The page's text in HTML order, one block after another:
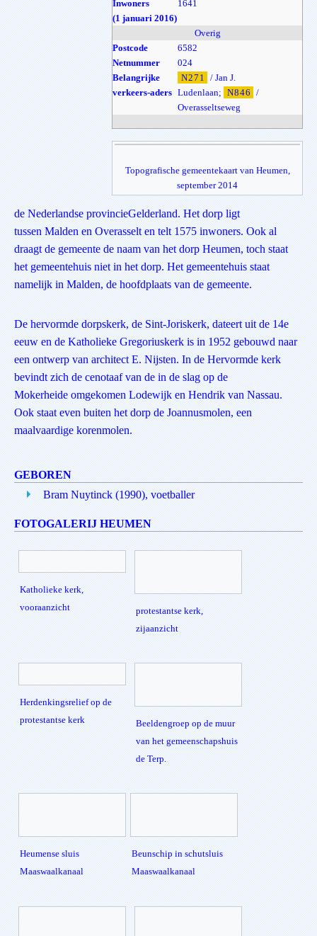
Inwoners
(1 januari 2016)
1641
Overig
Postcode
6582
Netnummer
024
Belangrijke
verkeers-aders
N271
/ Jan J.
Ludenlaan; N846 /
Overasseltseweg
Topografische gemeentekaart van Heumen,
september 2014
de Nederlandse provincieGelderland. Het dorp ligt
tussen Malden en Overasselt en telt 1575 inwoners. Ook al
draagt de gemeente de naam van het dorp Heumen, toch staat
het gemeentehuis niet in het dorp. Het gemeentehuis staat
namelijk in Malden, de hoofdplaats van de gemeente.
De hervormde dorpskerk, de Sint-Joriskerk, dateert uit de 14e
eeuw en de Katholieke Gregoriuskerk is in 1952 gebouwd naar
een ontwerp van architect E. Nijsten. In de Hervormde kerk
bevindt zich de cenotaaf van de in de slag op de
Mokerheide omgekomen Lodewijk en Hendrik van Nassau.
Ook staat even buiten het dorp de Joannusmolen, een
maalvaardige korenmolen.
GEBOREN
Bram Nuytinck (1990), voetballer
FOTOGALERIJ HEUMEN
Katholieke kerk,
vooraanzicht
protestantse kerk,
zijaanzicht
Herdenkingsrelief op de
protestantse kerk
Beeldengroep op de muur
van het gemeenschapshuis
de Terp.
Heumense sluis
Maaswaalkanaal
Beunschip in schutsluis
Maaswaalkanaal